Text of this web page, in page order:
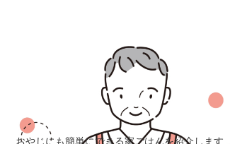
おやじにも簡単にできる家ごはんを紹介します